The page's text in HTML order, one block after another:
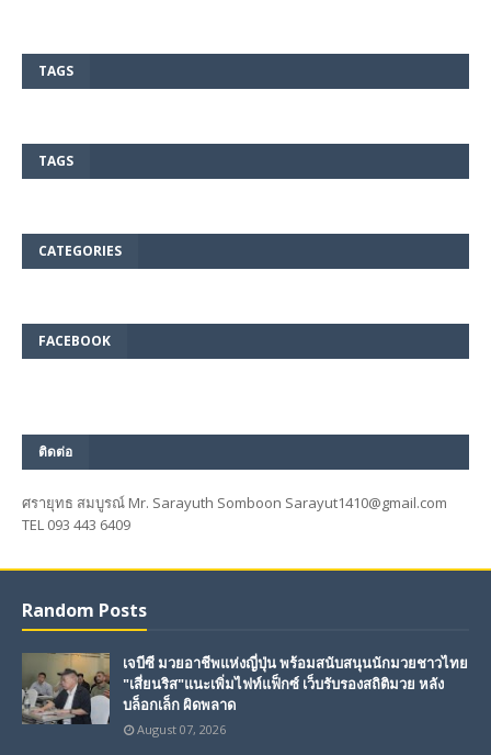
TAGS
TAGS
CATEGORIES
FACEBOOK
ติดต่อ
ศรายุทธ สมบูรณ์ Mr. Sarayuth Somboon Sarayut1410@gmail.com
TEL 093 443 6409
Random Posts
เจบีซี มวยอาชีพแห่งญี่ปุ่น พร้อมสนับสนุนนักมวยชาวไทย
"เสี่ยนริส"แนะเพิ่มไฟท์แฟ็กซ์ เว็บรับรองสถิติมวย หลัง
บล็อกเล็ก ผิดพลาด
August 07, 2026